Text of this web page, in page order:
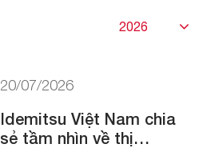
20/07/2026
Idemitsu Việt Nam chia
sẻ tầm nhìn về thị